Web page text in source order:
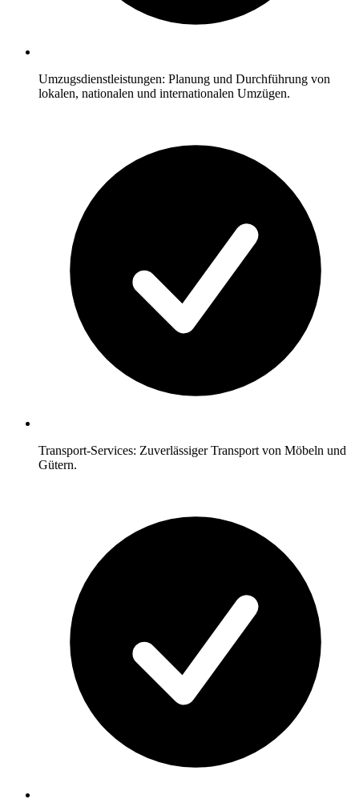
Umzugsdienstleistungen: Planung und Durchführung von
lokalen, nationalen und internationalen Umzügen.
Transport-Services: Zuverlässiger Transport von Möbeln und
Gütern.